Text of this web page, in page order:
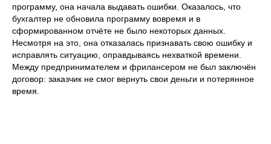
программу, она начала выдавать ошибки. Оказалось, что
бухгалтер не обновила программу вовремя и в
сформированном отчёте не было некоторых данных.
Несмотря на это, она отказалась признавать свою ошибку и
исправлять ситуацию, оправдываясь нехваткой времени.
Между предпринимателем и фрилансером не был заключён
договор: заказчик не смог вернуть свои деньги и потерянное
время.